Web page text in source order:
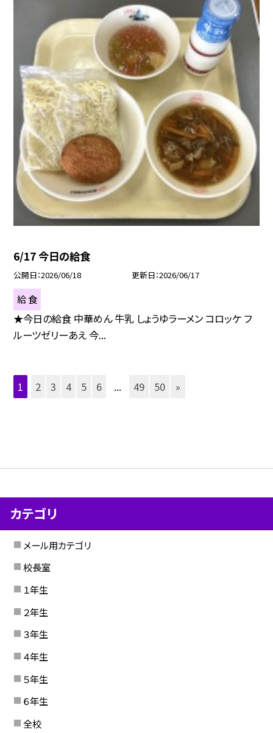
6/17 今日の給食
公開日 2026/06/18 更新日 2026/06/17
給 食
★今日の給食 中華めん 牛乳 しょうゆラーメン コロッケ フ
ルーツゼリーあえ 今...
1 2 3 4 5 6 ... 49 50 »
カテゴリ
メール用カテゴリ
校長室
１年生
２年生
３年生
４年生
５年生
６年生
全校